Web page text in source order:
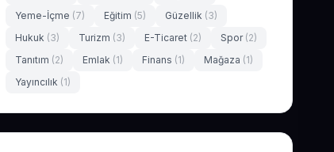
Yeme-İçme (7) Eğitim (5) Güzellik (3)
Hukuk (3) Turizm (3) E-Ticaret (2) Spor (2)
Tanıtım (2) Emlak (1) Finans (1) Mağaza (1)
Yayıncılık (1)